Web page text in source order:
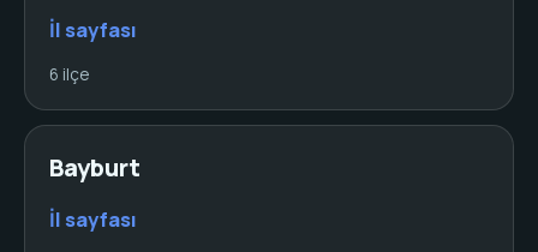
İl sayfası
6 ilçe
Bayburt
İl sayfası